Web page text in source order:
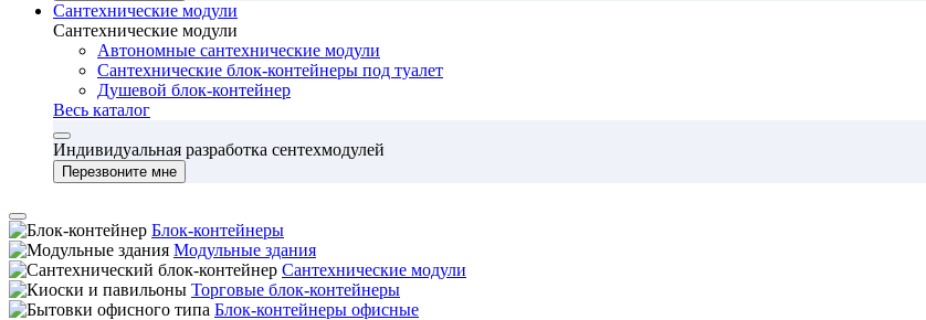
Сантехнические модули
Сантехнические модули
Автономные сантехнические модули
Сантехнические блок-контейнеры под туалет
Душевой блок-контейнер
Весь каталог
Индивидуальная разработка сентехмодулей
Перезвоните мне
Блок-контейнеры
Модульные здания
Сантехнические модули
Торговые блок-контейнеры
Блок-контейнеры офисные